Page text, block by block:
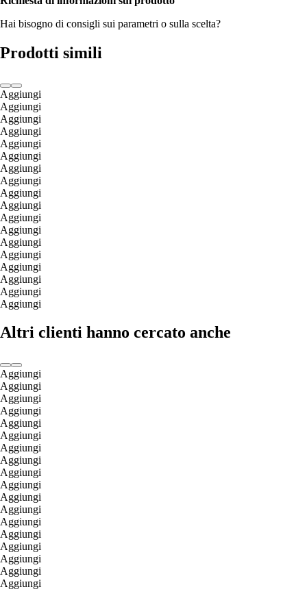
Hai bisogno di consigli sui parametri o sulla scelta?
Prodotti simili
Aggiungi
Aggiungi
Aggiungi
Aggiungi
Aggiungi
Aggiungi
Aggiungi
Aggiungi
Aggiungi
Aggiungi
Aggiungi
Aggiungi
Aggiungi
Aggiungi
Aggiungi
Aggiungi
Aggiungi
Aggiungi
Altri clienti hanno cercato anche
Aggiungi
Aggiungi
Aggiungi
Aggiungi
Aggiungi
Aggiungi
Aggiungi
Aggiungi
Aggiungi
Aggiungi
Aggiungi
Aggiungi
Aggiungi
Aggiungi
Aggiungi
Aggiungi
Aggiungi
Aggiungi